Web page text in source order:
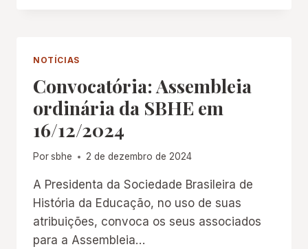
ANTIGO
REGIME
PORTUGUÊS:
DIFUSÃO,
CONTEÚDOS
E
NOTÍCIAS
Convocatória: Assembleia
ordinária da SBHE em
16/12/2024
Porsbhe 2 de dezembro de 2024
A Presidenta da Sociedade Brasileira de
História da Educação, no uso de suas
atribuições, convoca os seus associados
para a Assembleia…